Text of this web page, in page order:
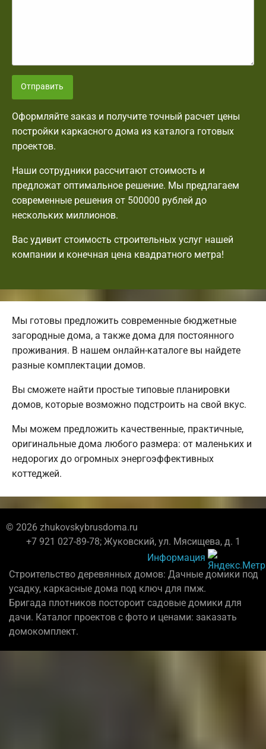
Отправить
Оформляйте заказ и получите точный расчет цены
постройки каркасного дома из каталога готовых
проектов.
Наши сотрудники рассчитают стоимость и
предложат оптимальное решение. Мы предлагаем
современные решения от 500000 рублей до
нескольких миллионов.
Вас удивит стоимость строительных услуг нашей
компании и конечная цена квадратного метра!
Мы готовы предложить современные бюджетные
загородные дома, а также дома для постоянного
проживания. В нашем онлайн-каталоге вы найдете
разные комплектации домов.
Вы сможете найти простые типовые планировки
домов, которые возможно подстроить на свой вкус.
Мы можем предложить качественные, практичные,
оригинальные дома любого размера: от маленьких и
недорогих до огромных энергоэффективных
коттеджей.
© 2026 zhukovskybrusdoma.ru
+7 921 027-89-78; Жуковский, ул. Мясищева, д. 1
Информация
Строительство деревянных домов: Дачные домики под
усадку, каркасные дома под ключ для пмж.
Бригада плотников постороит садовые домики для
дачи. Каталог проектов с фото и ценами: заказать
домокомплект.